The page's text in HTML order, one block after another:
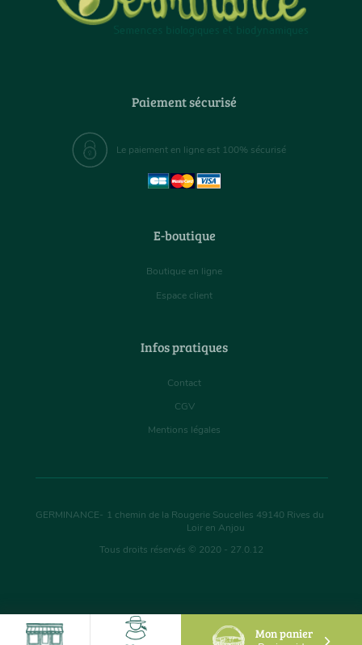
Mon panier
Paiement sécurisé
Le paiement en ligne est 100% sécurisé
E-boutique
Boutique en ligne
Espace client
Infos pratiques
Contact
CGV
Mentions légales
GERMINANCE- 1 chemin de la Rougerie Soucelles 49140 Rives du
Loir en Anjou
Tous droits réservés © 2020 - 27.0.12